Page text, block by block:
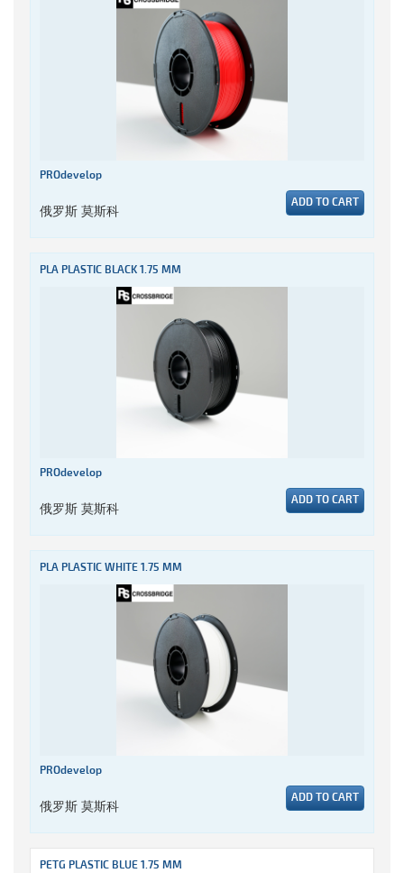
PROdevelop
俄罗斯 莫斯科 ADD TO CART
PLA PLASTIC BLACK 1.75 MM
PROdevelop
俄罗斯 莫斯科 ADD TO CART
PLA PLASTIC WHITE 1.75 MM
PROdevelop
俄罗斯 莫斯科 ADD TO CART
PETG PLASTIC BLUE 1.75 MM